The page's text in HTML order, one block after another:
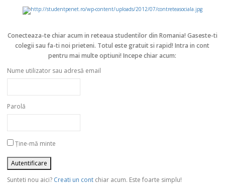
Conecteaza-te chiar acum in reteaua studentilor din Romania! Gaseste-ti
colegii sau fa-ti noi prieteni. Totul este gratuit si rapid! Intra in cont
pentru mai multe optiuni! Incepe chiar acum:
Nume utilizator sau adresă email
Parolă
Ține-mă minte
Sunteti nou aici? Creati un cont chiar acum. Este foarte simplu!